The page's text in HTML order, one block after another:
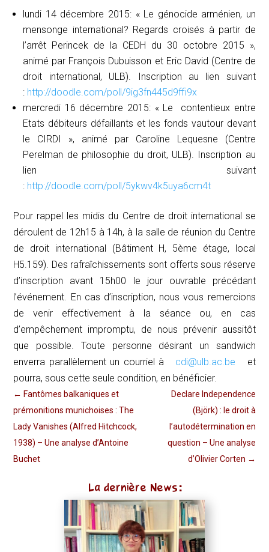
lundi 14 décembre 2015: « Le génocide arménien, un
mensonge international? Regards croisés à partir de
l’arrêt Perincek de la CEDH du 30 octobre 2015 »,
animé par François Dubuisson et Eric David (Centre de
droit international, ULB). Inscription au lien suivant
: http://doodle.com/poll/9ig3fn445d9ffi9x
mercredi 16 décembre 2015: « Le contentieux entre
Etats débiteurs défaillants et les fonds vautour devant
le CIRDI », animé par Caroline Lequesne (Centre
Perelman de philosophie du droit, ULB). Inscription au
lien suivant
: http://doodle.com/poll/5ykwv4k5uya6cm4t
Pour rappel les midis du Centre de droit international se
déroulent de 12h15 à 14h, à la salle de réunion du Centre
de droit international (Bâtiment H, 5ème étage, local
H5.159). Des rafraîchissements sont offerts sous réserve
d’inscription avant 15h00 le jour ouvrable précédant
l’événement. En cas d’inscription, nous vous remercions
de venir effectivement à la séance ou, en cas
d’empêchement impromptu, de nous prévenir aussitôt
que possible. Toute personne désirant un sandwich
enverra parallèlement un courriel à cdi@ulb.ac.be et
pourra, sous cette seule condition, en bénéficier.
← Fantômes balkaniques et
prémonitions munichoises : The
Lady Vanishes (Alfred Hitchcock,
1938) – Une analyse d’Antoine
Buchet
Declare Independence
(Björk) : le droit à
l’autodétermination en
question – Une analyse
d’Olivier Corten →
La dernière News: